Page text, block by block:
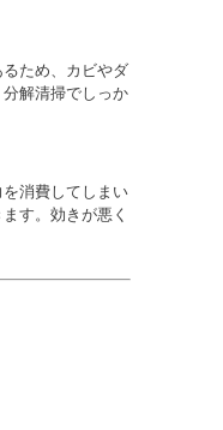
ため、カビやダ
解清掃でしっか
消費してしまい
す。効きが悪く